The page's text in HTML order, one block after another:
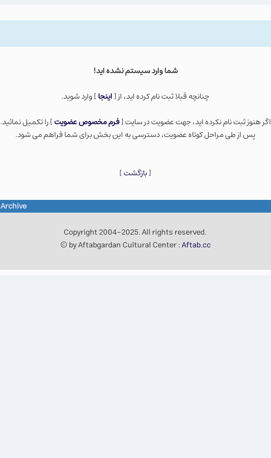
شما وارد سيستم نشده ايد!
چنانچه قبلا ثبت نام كرده ايد، از [اينجا] وارد شويد.
اگر هنوز ثبت نام نكرده ايد، جهت عضویت در سایت [فرم مخصوص عضویت] را تکمیل نمائید.
پس از طی مراحل کوتاه عضویت، دسترسی به این بخش برای شما فراهم می شود.
[بازگشت]
Archive
Copyright 2004-2025. All rights reserved.
© by Aftabgardan Cultural Center :Aftab.cc